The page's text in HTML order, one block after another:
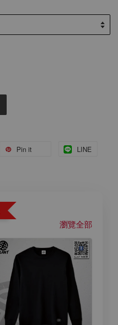
Pin it LINE
瀏覽全部